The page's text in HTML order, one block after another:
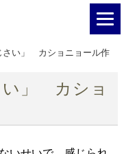
い」 カショニョール作
い」 カショ